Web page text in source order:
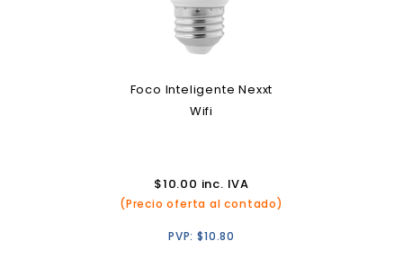
Foco Inteligente Nexxt
Wifi
$10.00 inc. IVA
(Precio oferta al contado)
PVP:$10.80